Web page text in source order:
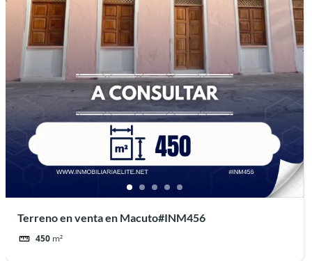
Terreno en venta en Macuto#INM456
450 m²